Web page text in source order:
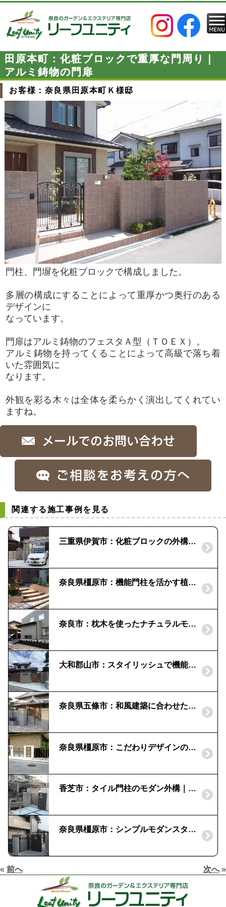
田原本町：化粧ブロックで重厚な門周り｜
アルミ鋳物の門扉
お客様：奈良県田原本町Ｋ様邸
門柱、門塀を化粧ブロックで構成しました。
多層の構成にすることによって重厚かつ奥行のある
デザインに
なっています。
門扉はアルミ鋳物のフェスタＡ型（ＴＯＥＸ）。
アルミ鋳物を持ってくることによって高級で落ち着
いた雰囲気に
なります。
外観を彩る木々は全体を柔らかく演出してくれてい
ますね。
関連する施工事例を見る
三重県伊賀市：化粧ブロックの外構｜シャイングレー色に統一
奈良県橿原市：機能門柱を活かす植栽効果
奈良市：枕木を使ったナチュラルモダン外構
大和郡山市：スタイリッシュで機能的な外構｜遊具のある庭
奈良県五條市：和風建築に合わせた外構｜諏訪鉄平石をコバ積み
奈良県橿原市：こだわりデザインの門柱｜シンボルツリーと枕木
香芝市：タイル門柱のモダン外構｜コバ風のタイル「千陶彩」
奈良県橿原市：シンプルモダンスタイルの外構｜ステンロック
« 前へ 次へ»